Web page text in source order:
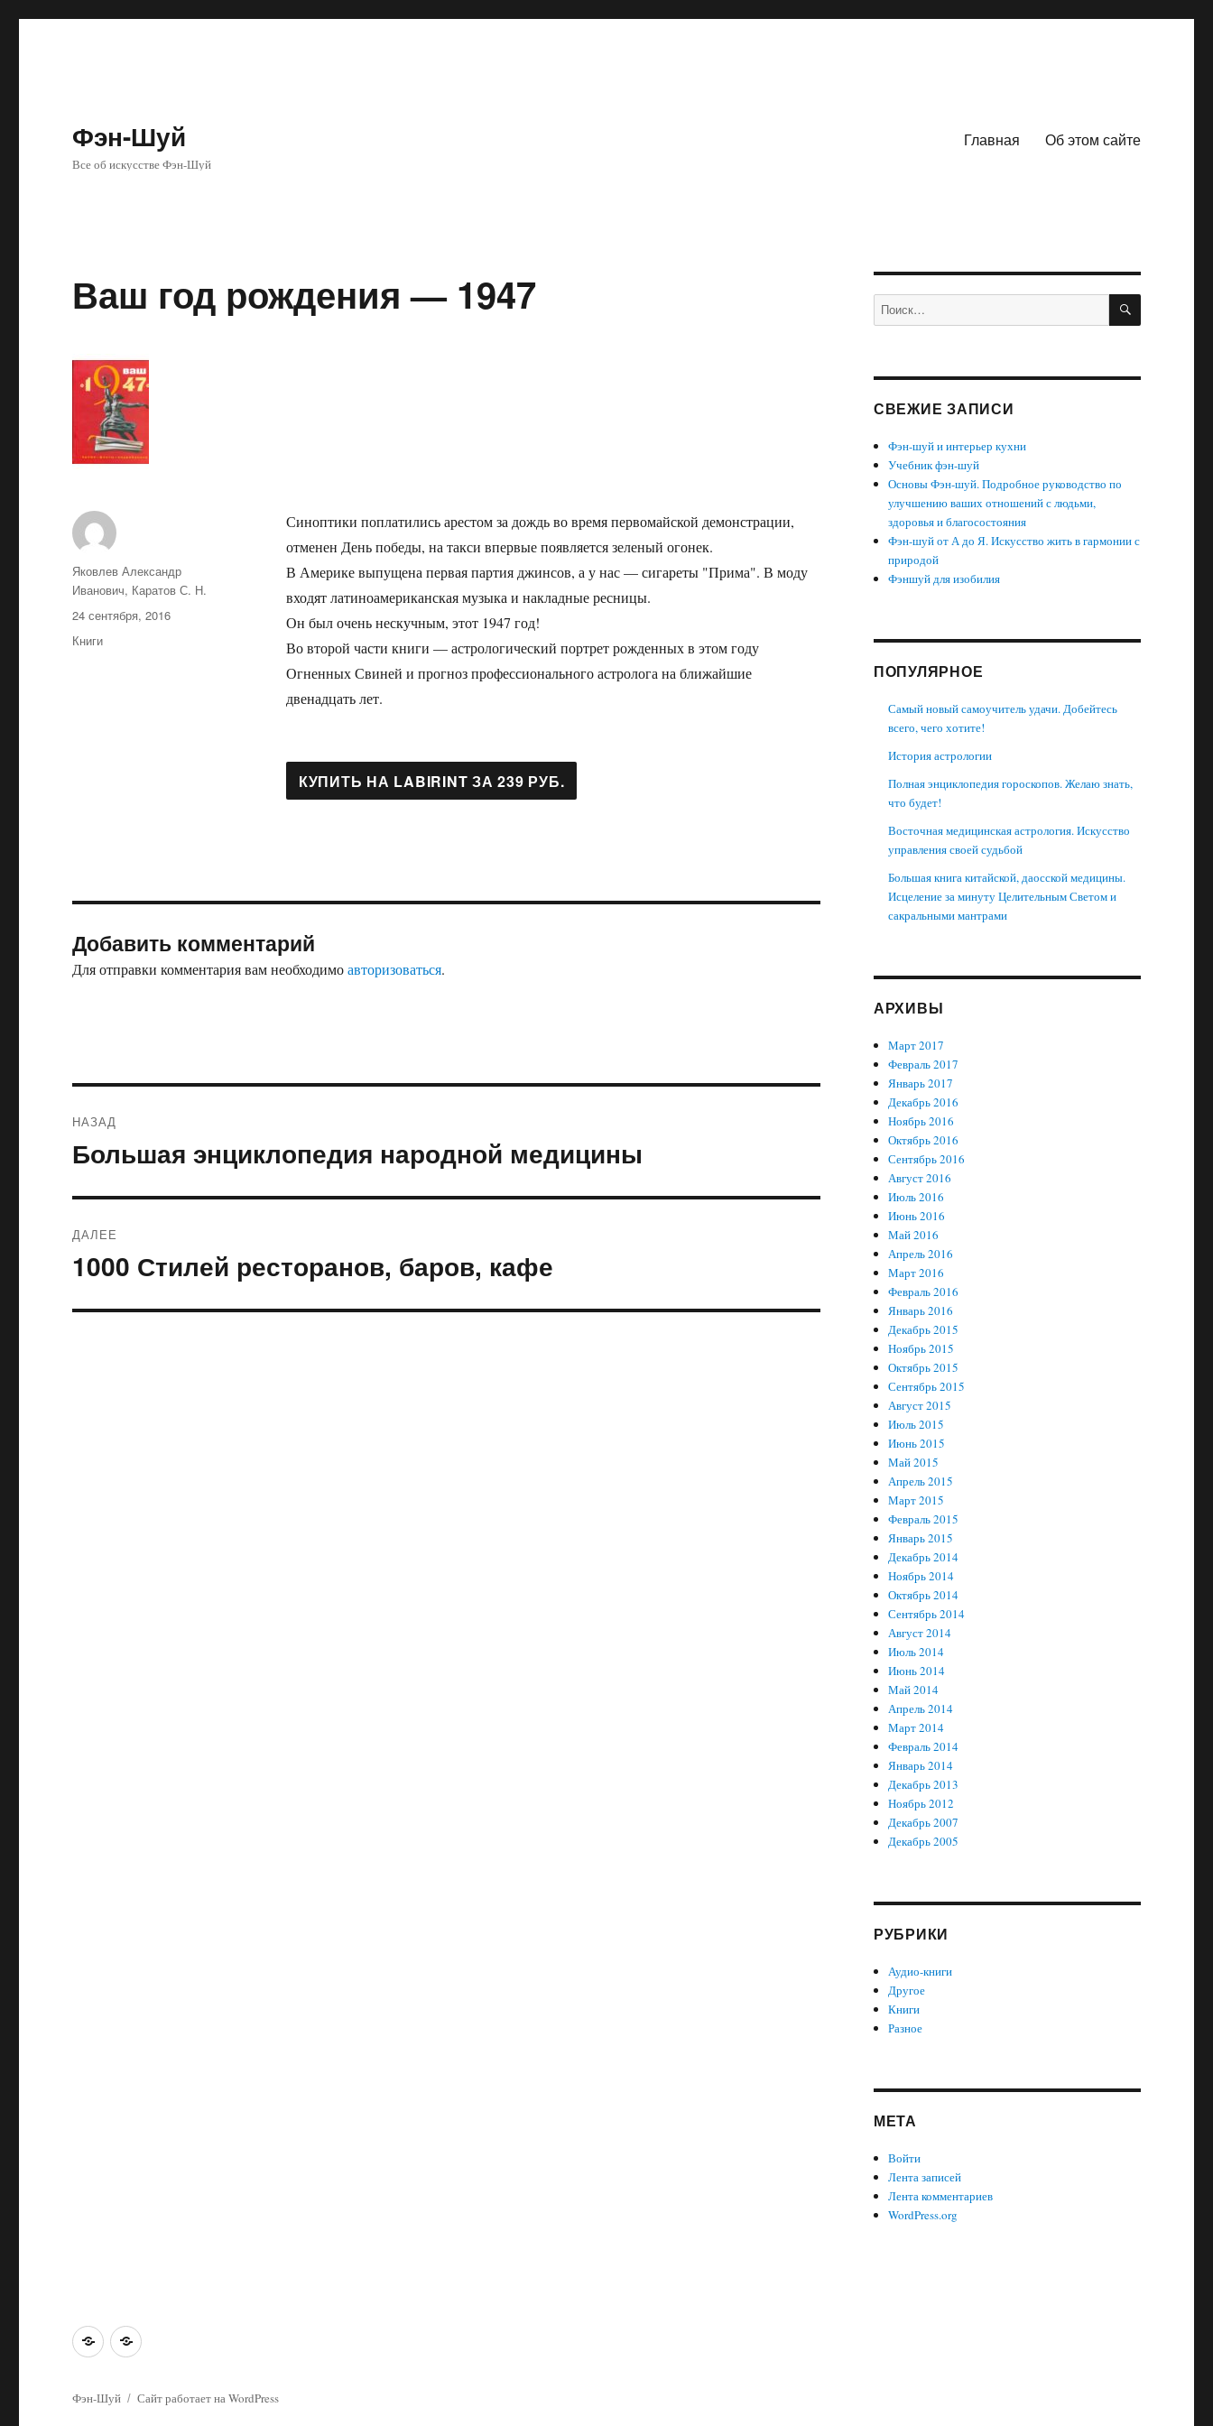
Фэн-Шуй
Все об искусстве Фэн-Шуй
Главная Об этом сайте
Ваш год рождения — 1947
Синоптики поплатились арестом за дождь во время первомайской демонстрации,
отменен День победы, на такси впервые появляется зеленый огонек.
В Америке выпущена первая партия джинсов, а у нас — сигареты "Прима". В моду
входят латиноамериканская музыка и накладные ресницы.
Он был очень нескучным, этот 1947 год!
Во второй части книги — астрологический портрет рожденных в этом году
Огненных Свиней и прогноз профессионального астролога на ближайшие
двенадцать лет.
Автор
Яковлев Александр
Иванович, Каратов С. Н.
Опубликовано
24 сентября, 2016
Рубрики
Книги
Добавить комментарий
Для отправки комментария вам необходимоавторизоваться.
по
НАЗАД
Предыдущая
Большая энциклопедия народной медицины
ДАЛЕЕ
Следующая
1000 Стилей ресторанов, баров, кафе
Искать: ПОИСК
СВЕЖИЕ ЗАПИСИ
Фэн-шуй и интерьер кухни
Учебник фэн-шуй
Основы Фэн-шуй. Подробное руководство по
улучшению ваших отношений с людьми,
здоровья и благосостояния
Фэн-шуй от А до Я. Искусство жить в гармонии с
природой
Фэншуй для изобилия
ПОПУЛЯРНОЕ
Самый новый самоучитель удачи. Добейтесь
всего, чего хотите!
История астрологии
Полная энциклопедия гороскопов. Желаю знать,
что будет!
Восточная медицинская астрология. Искусство
управления своей судьбой
Большая книга китайской, даосской медицины.
Исцеление за минуту Целительным Светом и
сакральными мантрами
АРХИВЫ
Март 2017
Февраль 2017
Январь 2017
Декабрь 2016
Ноябрь 2016
Октябрь 2016
Сентябрь 2016
Август 2016
Июль 2016
Июнь 2016
Май 2016
Апрель 2016
Март 2016
Февраль 2016
Январь 2016
Декабрь 2015
Ноябрь 2015
Октябрь 2015
Сентябрь 2015
Август 2015
Июль 2015
Июнь 2015
Май 2015
Апрель 2015
Март 2015
Февраль 2015
Январь 2015
Декабрь 2014
Ноябрь 2014
Октябрь 2014
Сентябрь 2014
Август 2014
Июль 2014
Июнь 2014
Май 2014
Апрель 2014
Март 2014
Февраль 2014
Январь 2014
Декабрь 2013
Ноябрь 2012
Декабрь 2007
Декабрь 2005
РУБРИКИ
Аудио-книги
Другое
Книги
Разное
МЕТА
Войти
Лента записей
Лента комментариев
WordPress.org
ГлавнаяОб
Фэн-Шуй Сайт работает на WordPress